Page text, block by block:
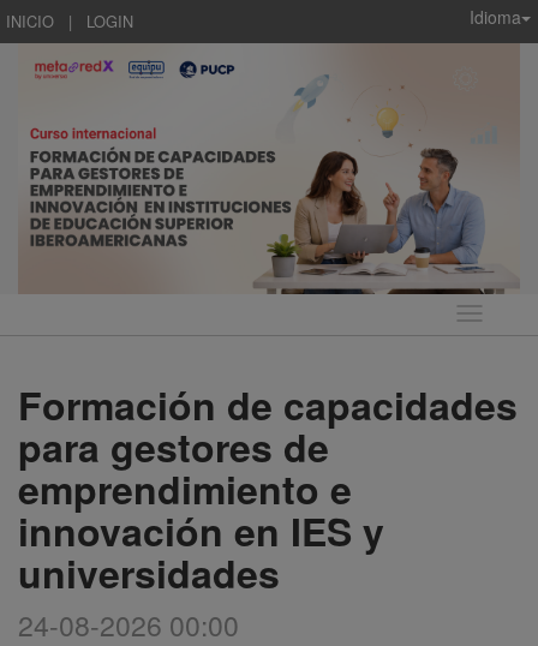
INICIO | LOGIN Idioma
Idioma
Formación de capacidades
para gestores de
emprendimiento e
innovación en IES y
universidades
24-08-2026 00:00